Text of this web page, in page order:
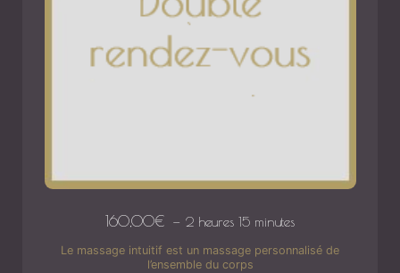
160,00€ 2 heures 15 minutes
Le massage intuitif est un massage personnalisé de
l’ensemble du corps